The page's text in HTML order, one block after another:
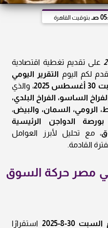
صـ بتوقيت القاهرة
على تقديم تغطية اقتصادية
لكم اليوم التقرير اليومي
، والذي
الساسو، الفراخ البلدي،
الرومي، السمان، والبيض،
بورصة الدواجن الرئيسية
، مع تحليل لأبرز العوامل
القادمة.
مصر حركة السوق
30-8-2025
استقرارًا